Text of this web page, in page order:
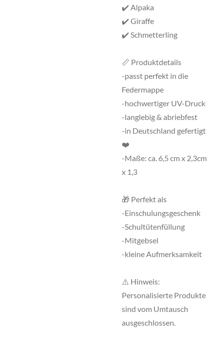
✔️ Alpaka
✔️ Giraffe
✔️ Schmetterling
📏 Produktdetails
-passt perfekt in die
Federmappe
-hochwertiger UV-Druck
-langlebig & abriebfest
-in Deutschland gefertigt
❤️
-Maße: ca. 6,5 cm x 2,3cm
x 1,3
🎁 Perfekt als
-Einschulungsgeschenk
-Schultütenfüllung
-Mitgebsel
-kleine Aufmerksamkeit
⚠️ Hinweis:
Personalisierte Produkte
sind vom Umtausch
ausgeschlossen.